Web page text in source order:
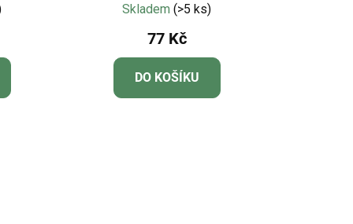
6ks
Skladem(>5 ks)
77 Kč
DO KOŠÍKU